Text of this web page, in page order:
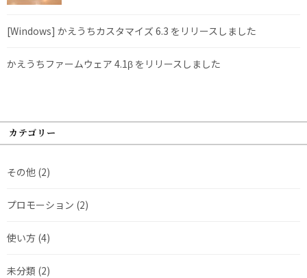
[Windows] かえうちカスタマイズ 6.3 をリリースしました
かえうちファームウェア 4.1β をリリースしました
カテゴリー
その他 (2)
プロモーション (2)
使い方 (4)
未分類 (2)